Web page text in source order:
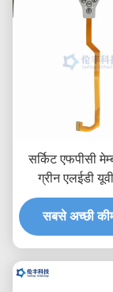
सर्किट एफपीसी
ग्रीन एलईडी
वाटरप्रूफ टच
सबसे अच्छी